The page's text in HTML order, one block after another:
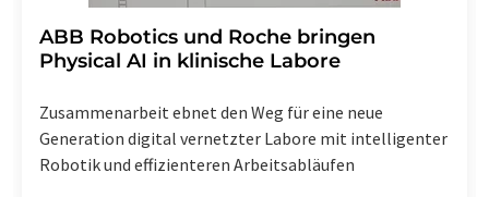
​​​​​​​ABB Robotics und Roche bringen
Physical AI in klinische Labore
Zusammenarbeit ebnet den Weg für eine neue
Generation digital vernetzter Labore mit intelligenter
Robotik und effizienteren Arbeitsabläufen